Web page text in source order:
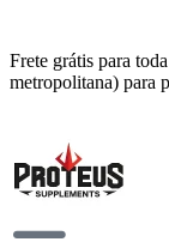
Frete grátis para
metropolitana) para